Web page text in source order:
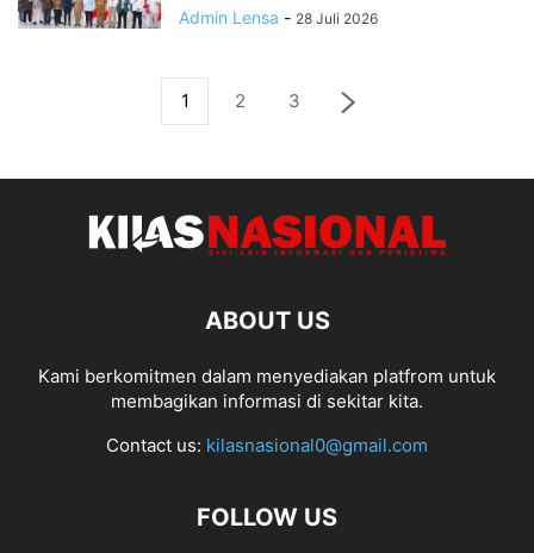
Admin Lensa - 28 Juli 2026
1 2 3
ABOUT US
Kami berkomitmen dalam menyediakan platfrom untuk
membagikan informasi di sekitar kita.
Contact us: kilasnasional0@gmail.com
FOLLOW US